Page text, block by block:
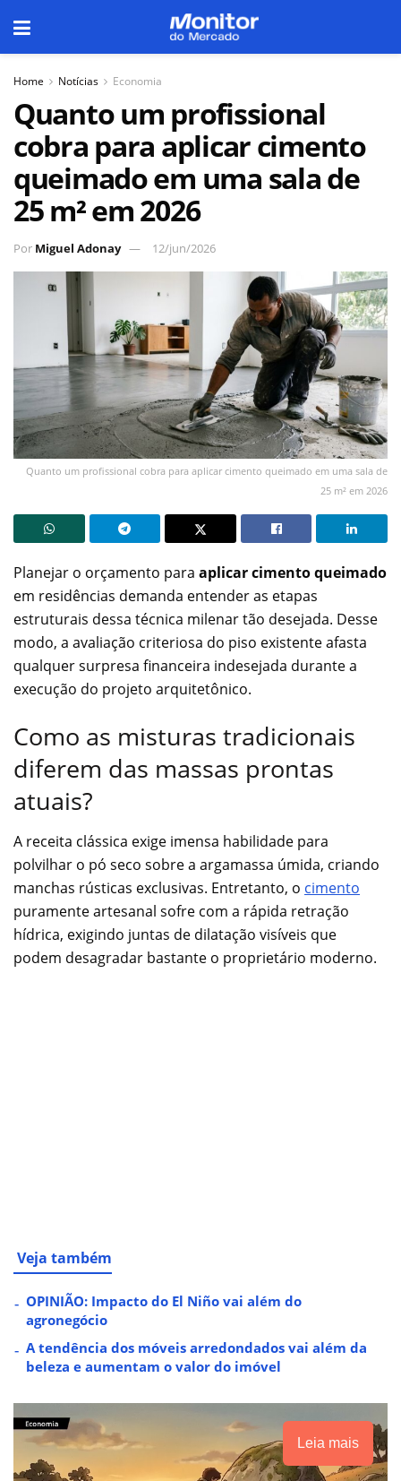
Home Notícias Economia
Quanto um profissional
cobra para aplicar cimento
queimado em uma sala de
25 m² em 2026
Por Miguel Adonay 12/jun/2026
Quanto um profissional cobra para aplicar cimento queimado em uma sala de
25 m² em 2026
Planejar o orçamento para aplicar cimento queimado
em residências demanda entender as etapas
estruturais dessa técnica milenar tão desejada. Desse
modo, a avaliação criteriosa do piso existente afasta
qualquer surpresa financeira indesejada durante a
execução do projeto arquitetônico.
Como as misturas tradicionais
diferem das massas prontas
atuais?
A receita clássica exige imensa habilidade para
polvilhar o pó seco sobre a argamassa úmida, criando
manchas rústicas exclusivas. Entretanto, o cimento
puramente artesanal sofre com a rápida retração
hídrica, exigindo juntas de dilatação visíveis que
podem desagradar bastante o proprietário moderno.
Veja também
OPINIÃO: Impacto do El Niño vai além do
agronegócio
A tendência dos móveis arredondados vai além da
beleza e aumentam o valor do imóvel
Leia mais